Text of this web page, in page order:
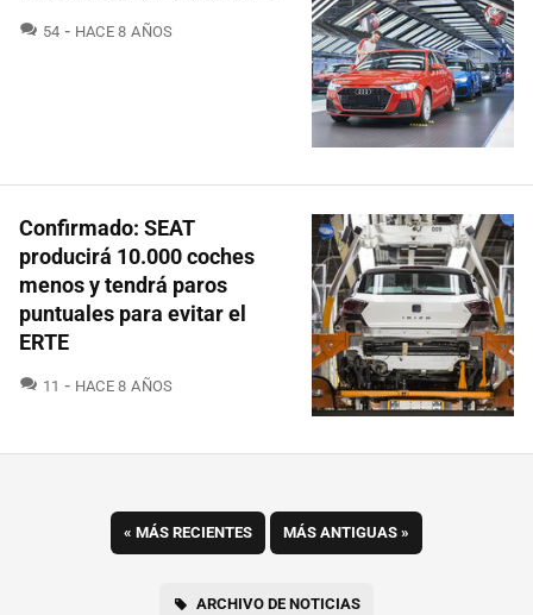
54 COMENTARIOS
HACE 8 AÑOS
Confirmado: SEAT
producirá 10.000 coches
menos y tendrá paros
puntuales para evitar el
ERTE
11 COMENTARIOS
HACE 8 AÑOS
« MÁS RECIENTES MÁS ANTIGUAS »
ARCHIVO DE NOTICIAS